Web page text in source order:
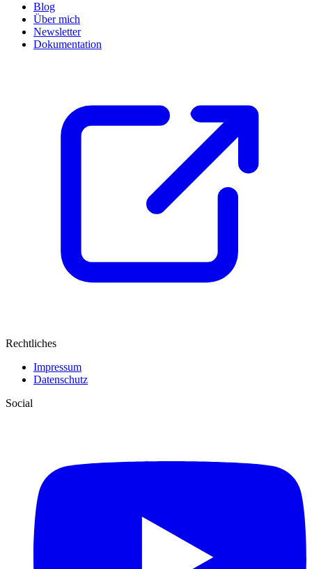
Blog
Über mich
Newsletter
Dokumentation
Rechtliches
Impressum
Datenschutz
Social